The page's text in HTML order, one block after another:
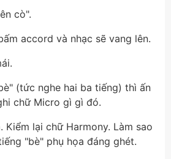
cò".
accord và nhạc sẽ vang lên.
(tức nghe hai ba tiếng) thì ấn
chữ Micro gì gì đó.
lại chữ Harmony. Làm sao
"bè" phụ họa đáng ghét.